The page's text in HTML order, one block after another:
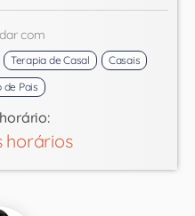
com
Terapia de Casal
Casais
Pais
horários